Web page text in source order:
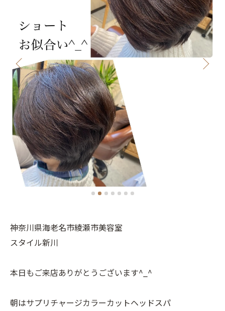
神奈川県海老名市綾瀬市美容室
スタイル新川
本日もご来店ありがとうございます^_^
朝はサプリチャージカラーカットヘッドスパ